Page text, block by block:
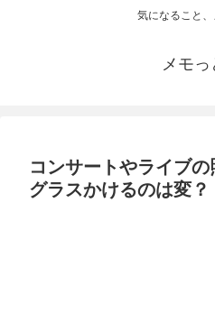
気になること、
メモっ
コンサートやライブ
グラスかけるのは変？